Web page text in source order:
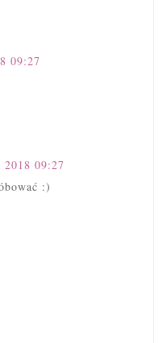
09:27
2018 09:27
:)